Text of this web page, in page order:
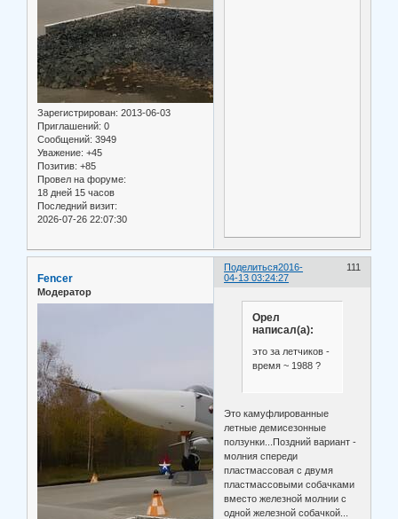
Зарегистрирован: 2013-06-03
Приглашений: 0
Сообщений: 3949
Уважение: +45
Позитив: +85
Провел на форуме:
18 дней 15 часов
Последний визит:
2026-07-26 22:07:30
Поделиться 111
2016-
04-13 03:24:27
Fencer
Модератор
Орел
написал(а):
это за летчиков -
время ~ 1988 ?
Это камуфлированные
летные демисезонные
ползунки...Поздний вариант -
молния спереди
пластмассовая с двумя
пластмассовыми собачками
вместо железной молнии с
одной железной собачкой...